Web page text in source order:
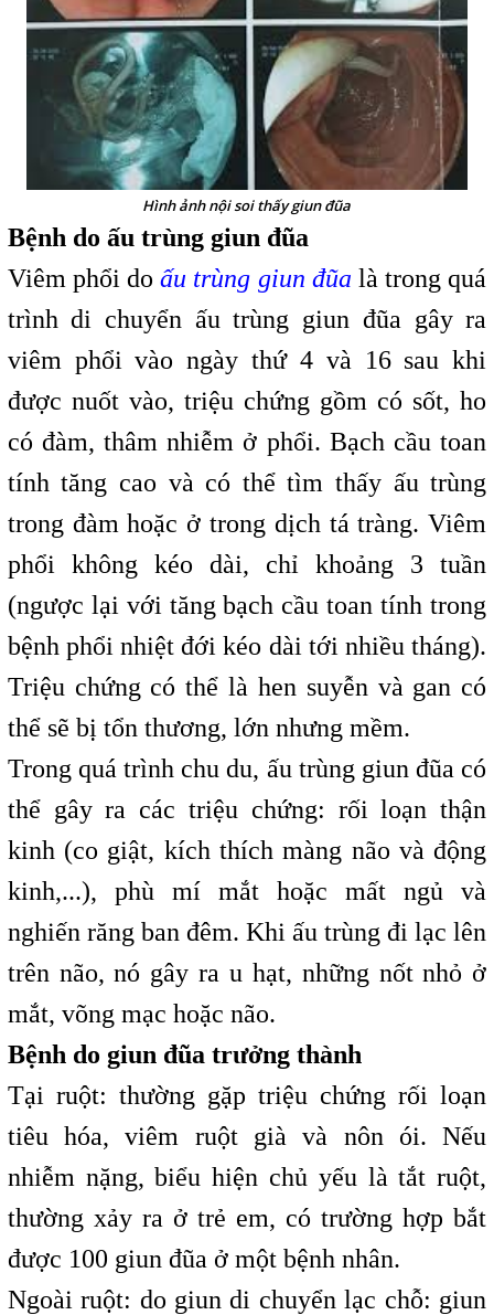
Hình ảnh nội soi thấy giun đũa
Bệnh do ấu trùng giun đũa
Viêm phổi doấu trùng giun đũa là trong quá
trình di chuyển ấu trùng giun đũa gây ra
viêm phổi vào ngày thứ 4 và 16 sau khi
được nuốt vào, triệu chứng gồm có sốt, ho
có đàm, thâm nhiễm ở phổi. Bạch cầu toan
tính tăng cao và có thể tìm thấy ấu trùng
trong đàm hoặc ở trong dịch tá tràng. Viêm
phổi không kéo dài, chỉ khoảng 3 tuần
(ngược lại với tăng bạch cầu toan tính trong
bệnh phổi nhiệt đới kéo dài tới nhiều tháng).
Triệu chứng có thể là hen suyễn và gan có
thể sẽ bị tổn thương, lớn nhưng mềm.
Trong quá trình chu du, ấu trùng giun đũa có
thể gây ra các triệu chứng: rối loạn thận
kinh (co giật, kích thích màng não và động
kinh,...), phù mí mắt hoặc mất ngủ và
nghiến răng ban đêm. Khi ấu trùng đi lạc lên
trên não, nó gây ra u hạt, những nốt nhỏ ở
mắt, võng mạc hoặc não.
Bệnh do giun đũa trưởng thành
Tại ruột: thường gặp triệu chứng rối loạn
tiêu hóa, viêm ruột già và nôn ói. Nếu
nhiễm nặng, biểu hiện chủ yếu là tắt ruột,
thường xảy ra ở trẻ em, có trường hợp bắt
được 100 giun đũa ở một bệnh nhân.
Ngoài ruột: do giun di chuyển lạc chỗ: giun